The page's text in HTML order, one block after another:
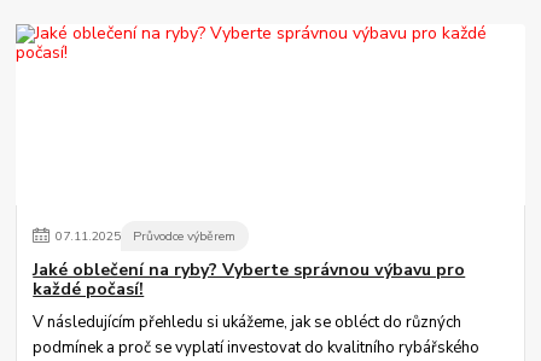
07.11.2025 Průvodce výběrem
Jaké oblečení na ryby? Vyberte správnou výbavu pro
každé počasí!
V následujícím přehledu si ukážeme, jak se obléct do různých
podmínek a proč se vyplatí investovat do kvalitního rybářského